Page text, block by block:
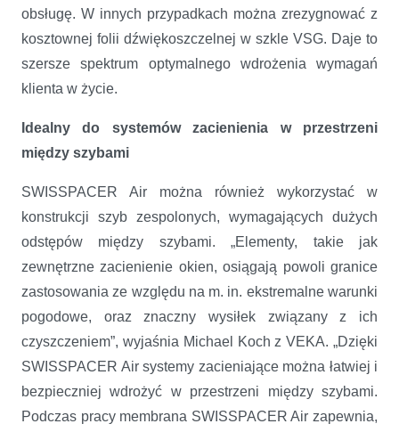
obsługę. W innych przypadkach można zrezygnować z
kosztownej folii dźwiękoszczelnej w szkle VSG. Daje to
szersze spektrum optymalnego wdrożenia wymagań
klienta w życie.
Idealny do systemów zacienienia w przestrzeni
między szybami
SWISSPACER Air można również wykorzystać w
konstrukcji szyb zespolonych, wymagających dużych
odstępów między szybami. „Elementy, takie jak
zewnętrzne zacienienie okien, osiągają powoli granice
zastosowania ze względu na m. in. ekstremalne warunki
pogodowe, oraz znaczny wysiłek związany z ich
czyszczeniem”, wyjaśnia Michael Koch z VEKA. „Dzięki
SWISSPACER Air systemy zacieniające można łatwiej i
bezpieczniej wdrożyć w przestrzeni między szybami.
Podczas pracy membrana SWISSPACER Air zapewnia,